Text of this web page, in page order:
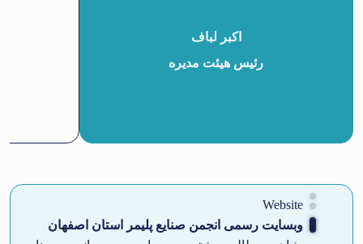
اکبر لباف
رئیس هیئت مدیره
Website
وبسایت رسمی انجمن صنایع پلیمر استان اصفهان